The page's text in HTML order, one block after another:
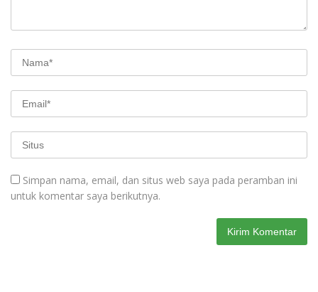
Simpan nama, email, dan situs web saya pada peramban ini
untuk komentar saya berikutnya.